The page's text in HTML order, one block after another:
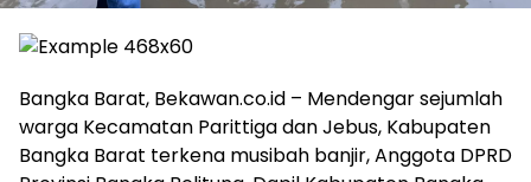
Bangka Barat, Bekawan.co.id – Mendengar sejumlah
warga Kecamatan Parittiga dan Jebus, Kabupaten
Bangka Barat terkena musibah banjir, Anggota DPRD